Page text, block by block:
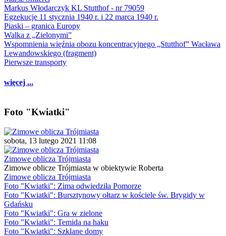
Markus Włodarczyk KL Stutthof - nr 79059
Egzekucje 11 stycznia 1940 r. i 22 marca 1940 r.
Piaski – granica Europy
Walka z „Zielonymi”
Wspomnienia więźnia obozu koncentracyjnego „Stutthof” Wacława
Lewandowskiego (fragment)
Pierwsze transporty
więcej ...
Foto "Kwiatki"
sobota, 13 lutego 2021 11:08
Zimowe oblicza Trójmiasta
Zimowe oblicze Trójmiasta w obiektywie Roberta
Zimowe oblicza Trójmiasta
Foto "Kwiatki": Zima odwiedziła Pomorze
Foto "Kwiatki": Bursztynowy ołtarz w kościele św. Brygidy w
Gdańsku
Foto "Kwiatki": Gra w zielone
Foto "Kwiatki": Temida na haku
Foto "Kwiatki": Szklane domy